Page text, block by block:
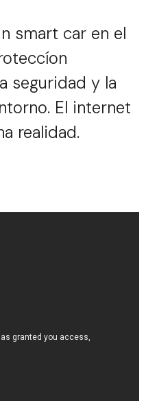
smart car en el
seguridad y la
El internet
realidad.